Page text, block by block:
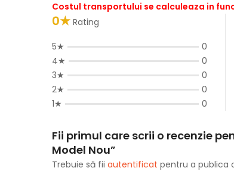
Costul transportului se calculeaza in
0★ Rating
5★
0
4★
0
3★
0
2★
0
1★
0
Fii primul care scrii o recenzie
Model Nou”
Trebuie să fii autentificat pentru a publica